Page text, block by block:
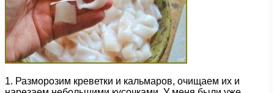
1. Разморозим креветки и кальмаров, очищаем их и